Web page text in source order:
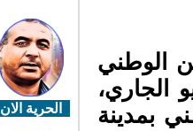
الوطني
اليوم الخميس 11 يونيو الجاري،
بمدينة
الحرية الان